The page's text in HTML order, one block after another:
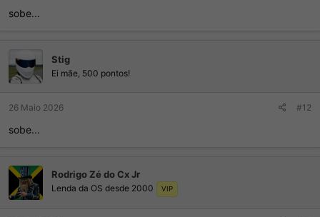
sobe...
Stig
Ei mãe, 500 pontos!
26 Maio 2026 #12
sobe...
Rodrigo Zé do Cx Jr
Lenda da OS desde 2000 VIP